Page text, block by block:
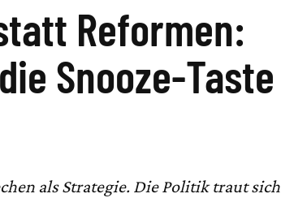
Reformen:
Snooze-Taste
als Strategie. Die Politik traut sich